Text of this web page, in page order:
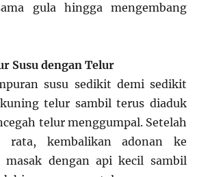
gula hingga mengembang
Susu dengan Telur
susu sedikit demi sedikit
telur sambil terus diaduk
telur menggumpal. Setelah
rata, kembalikan adonan ke
masak dengan api kecil sambil